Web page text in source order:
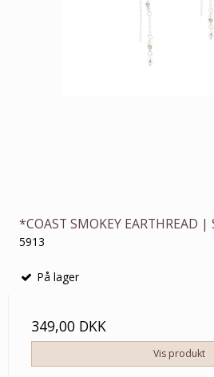
*COAST SMOKEY EARTHREAD |
5913
På lager
349,00 DKK
Vis produkt